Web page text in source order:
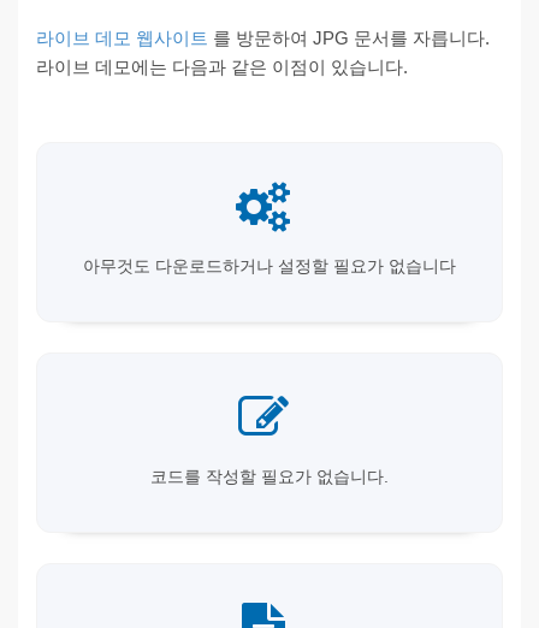
라이브 데모 웹사이트 를 방문하여 JPG 문서를 자릅니다.
라이브 데모에는 다음과 같은 이점이 있습니다.
아무것도 다운로드하거나 설정할 필요가 없습니다
코드를 작성할 필요가 없습니다.